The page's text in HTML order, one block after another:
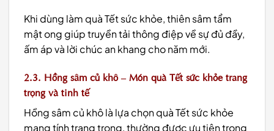
Khi dùng làm quà Tết sức khỏe, thiên sâm tẩm
mật ong giúp truyền tải thông điệp về sự đủ đầy,
ấm áp và lời chúc an khang cho năm mới.
2.3. Hồng sâm củ khô – Món quà Tết sức khỏe trang
trọng và tinh tế
Hồng sâm củ khô là lựa chọn quà Tết sức khỏe
mang tính trang trọng, thường được ưu tiên trong